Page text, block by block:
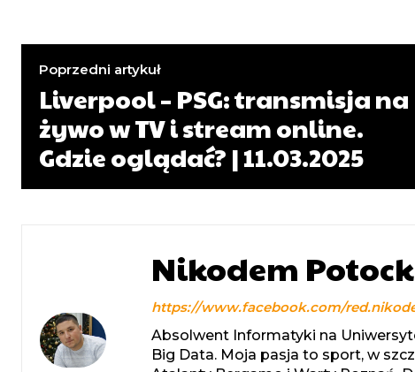
Poprzedni artykuł
Liverpool – PSG: transmisja na
żywo w TV i stream online.
Gdzie oglądać? | 11.03.2025
Nikodem
https://www.facebook.com/
Absolwent Informatyki na
Big Data. Moja pasja to sport, w